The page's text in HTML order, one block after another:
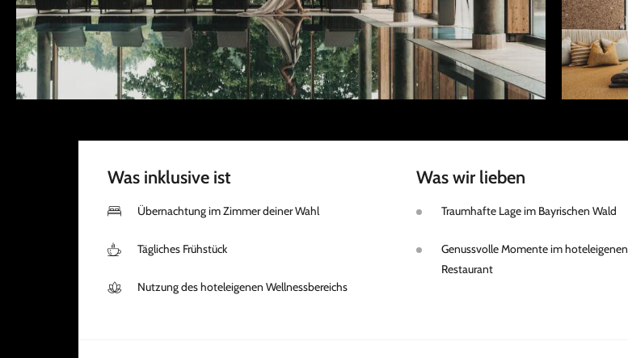
Was inklusive ist
Übernachtung im Zimmer deiner Wahl
Tägliches Frühstück
Nutzung des hoteleigenen Wellnessbereichs
Was wir lieben
Traumhafte Lage im Bayrischen Wald
Genussvolle Momente im hoteleigenen
Restaurant